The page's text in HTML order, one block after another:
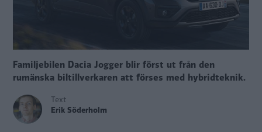
Familjebilen Dacia Jogger blir först ut från den
rumänska biltillverkaren att förses med hybridteknik.
Text
Erik Söderholm